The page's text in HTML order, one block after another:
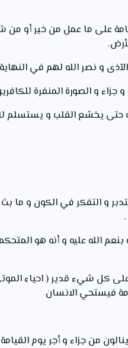
على ما عمل من خير أو من
و نصر الله لهم في
و الصورة المنفرة
حتى يخشع القلب و يستسلم
و التفكر في الكون و ما بث
الله عليه و أنه هو
على كل شيء قدير ( احياء
فيستحي الانسان
من جزاء و أجر يوم